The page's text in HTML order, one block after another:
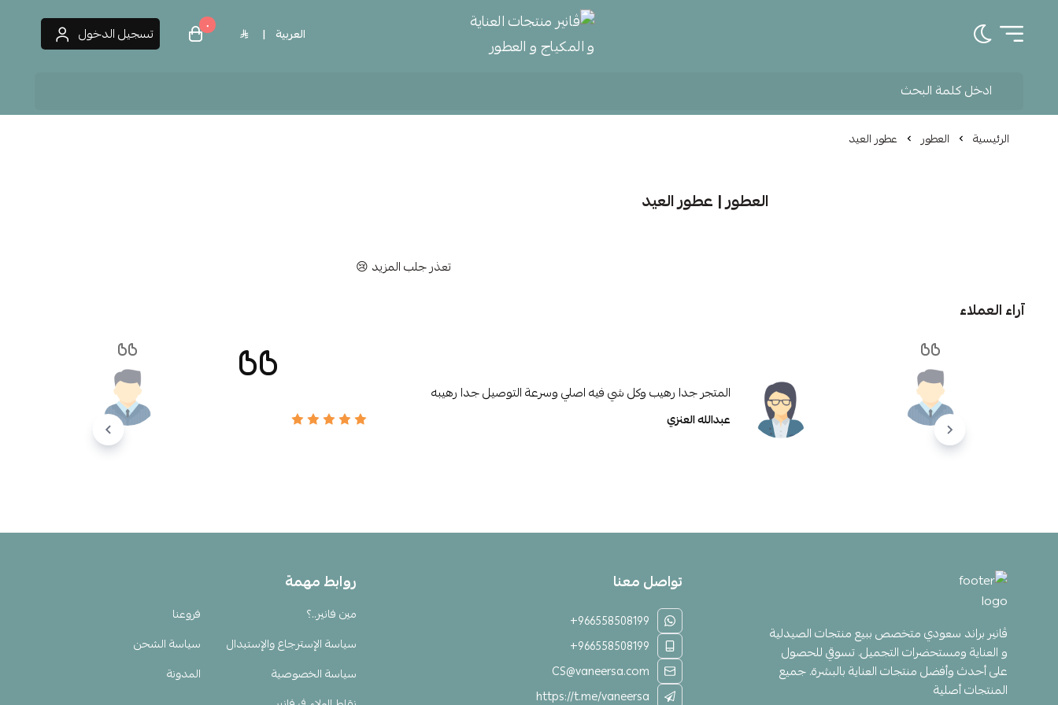
تبديل الوضع الداكن ڤانير منتجات العناية و المكياج و العطورالعربية | ٠ تسجيل الدخول
الرئيسية العطور عطور العيد
العطور | عطور العيد
تعذر جلب المزيد 😢
آراء العملاء
المتجر جدا رهيب وكل شي فيه اصلي وسرعة التوصيل جدا رهيبه
عبدالله العنزي
ڤانير براند سعودي متخصص ببيع منتجات الصيدلية
و العناية ومستحضرات التجميل. تسوقي للحصول
على أحدث وأفضل منتجات العناية بالبشرة. جميع
المنتجات أصلية
تواصل معنا
+966558508199
+966558508199
CS@vaneersa.com
https://t.me/vaneersa
روابط مهمة
مين فانير..؟
فروعنا
سياسة الإسترجاع والإستبدال
سياسة الشحن
سياسة الخصوصية
المدونة